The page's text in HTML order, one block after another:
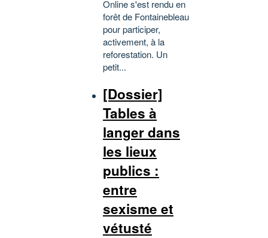
Online s'est rendu en
forêt de Fontainebleau
pour participer,
activement, à la
reforestation. Un
petit...
[Dossier]
Tables à
langer dans
les lieux
publics :
entre
sexisme et
vétusté